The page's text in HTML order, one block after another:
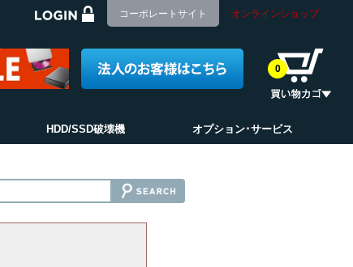
コーポレートサイト オンラインショップ
0
HDD/SSD破壊機 オプション･サービス